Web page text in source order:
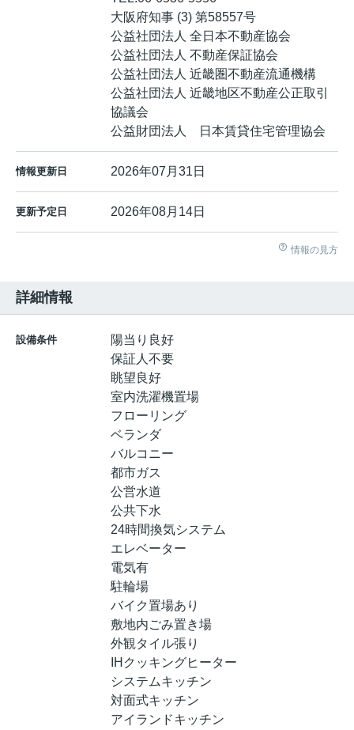
大阪府知事 (3) 第58557号
公益社団法人 全日本不動産協会
公益社団法人 不動産保証協会
公益社団法人 近畿圏不動産流通機構
公益社団法人 近畿地区不動産公正取引
協議会
公益財団法人 日本賃貸住宅管理協会
情報更新日 2026年07月31日
更新予定日 2026年08月14日
情報の見方
詳細情報
設備条件
陽当り良好
保証人不要
眺望良好
室内洗濯機置場
フローリング
ベランダ
バルコニー
都市ガス
公営水道
公共下水
24時間換気システム
エレベーター
電気有
駐輪場
バイク置場あり
敷地内ごみ置き場
外観タイル張り
IHクッキングヒーター
システムキッチン
対面式キッチン
アイランドキッチン